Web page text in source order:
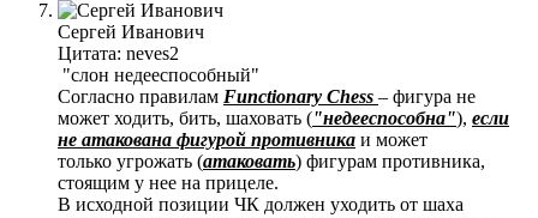
Сергей Иванович
Цитата: neves2
"слон недееспособный"
Согласно правилам Functionary Chess – фигура не
может ходить, бить, шаховать ("недееспособна"), если
не атакована фигурой противника и может
только угрожать (атаковать) фигурам противника,
стоящим у нее на прицеле.
В исходной позиции ЧК должен уходить от шаха